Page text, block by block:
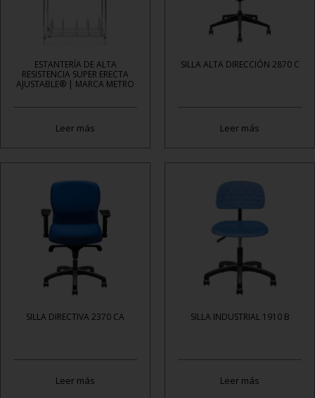
ESTANTERÍA DE ALTA
RESISTENCIA SUPER ERECTA
AJUSTABLE® | MARCA METRO
Leer más
SILLA ALTA DIRECCIÓN 2870 C
Leer más
SILLA DIRECTIVA 2370 CA
Leer más
SILLA INDUSTRIAL 1910 B
Leer más